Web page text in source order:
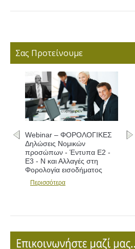
Σας Προτείνουμε
Webinar – ΦΟΡΟΛΟΓΙΚΕΣ
Δηλώσεις - Συμπλήρωση
εντύπων Ε1 - Ε2 - Ε3 και
Αλλαγές
Περισσότερα